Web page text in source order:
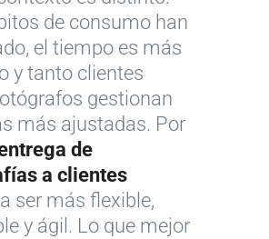
de consumo han
el tiempo es más
y tanto clientes
gestionan
más ajustadas. Por
de
a clientes
ser más flexible,
y ágil. Lo que mejor